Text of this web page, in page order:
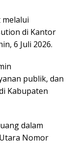
di Kantor
6 Juli 2026.
publik, dan
Kabupaten
dalam
Nomor